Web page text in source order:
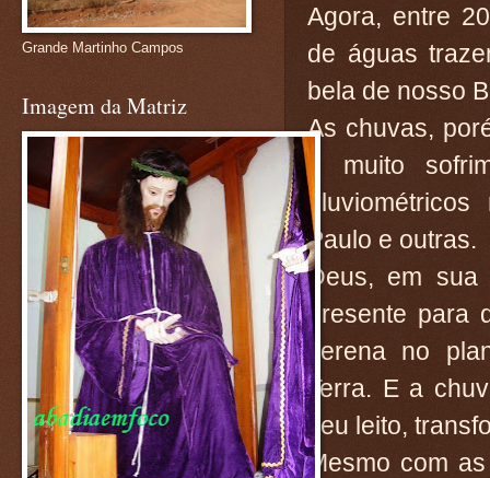
Agora, entre
de águas
bela de nosso
As chuvas,
e muito
Paulo e outras.
Deus, em sua
presente para
serena no
Terra. E a
seu leito,
Mesmo com
Grande Martinho Campos
Imagem da Matriz